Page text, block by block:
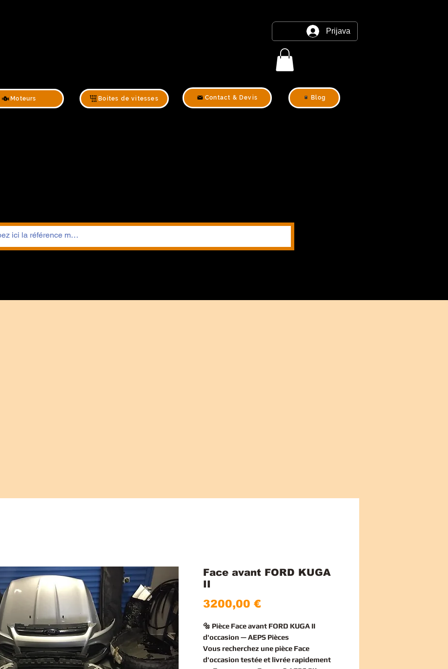
Moteurs Boites de vitesses
Prijava
Contact & Devis Blog
Face avant FORD KUGA
II
3200,00 €Price
🔩 Pièce Face avant FORD KUGA II
d'occasion — AEPS Pièces
Vous recherchez une pièce Face
d'occasion testée et livrée rapidement